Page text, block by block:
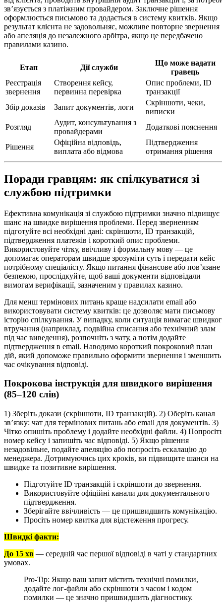
зв’язується з платіжним провайдером. Заключне рішення
оформлюється письмово та додається в систему квитків. Якщо
результат клієнта не задовольняє, можливе повторне звернення
або апеляція до незалежного арбітра, якщо це передбачено
правилами казино.
Етап Дії служби
Що може надати
гравець
Реєстрація
звернення
Створення кейсу,
первинна перевірка
Опис проблеми, ID
транзакції
Збір доказів
Запит документів, логи
Скріншоти, чеки,
виписки
Розгляд
Аудит, консультування з
провайдерами
Додаткові пояснення
Рішення
Офіційна відповідь,
виплата або відмова
Підтвердження
отримання рішення
Поради гравцям: як спілкуватися зі
службою підтримки
Ефективна комунікація зі службою підтримки значно підвищує
шанс на швидке вирішення проблеми. Перед зверненням
підготуйте всі необхідні дані: скріншоти, ID транзакцій,
підтвердження платежів і короткий опис проблеми.
Використовуйте чітку, ввічливу і формальну мову — це
допомагає операторам швидше зрозуміти суть і передати кейс
потрібному спеціалісту. Якщо питання фінансове або пов’язане
безпекою, прослідкуйте, щоб ваші документи відповідали
вимогам верифікації, зазначеним у правилах казино.
Для менш термінових питань краще надсилати email або
використовувати систему квитків: це дозволяє мати письмову
історію спілкування. У випадку, коли ситуація вимагає
втручання (наприклад, подвійна списання або технічний злам
під час виведення), розпочніть з чату, а потім додайте
підтвердження в email. Наводимо короткий покроковий план
дій, який допоможе правильно оформити звернення і зменшить
час очікування відповіді.
Покрокова інструкція для швидкого вирішення
(85–120 слів)
1) Зберіть докази (скріншоти, ID транзакцій). 2) Оберіть канал
зв’язку: чат для термінових питань або email для документів. 3)
Чітко опишіть проблему і додайте необхідні файли. 4)
номер кейсу і запишіть час відповіді. 5) Якщо рішення
незадовільне, подайте апеляцію або попросіть ескалацію до
менеджера. Дотримуючись цих кроків, ви підвищите шанси на
швидке та позитивне вирішення.
Підготуйте ID транзакцій і скріншоти до звернення.
Використовуйте офіційні канали для документального
підтвердження.
Зберігайте ввічливість — це пришвидшить комунікацію.
Просіть номер квитка для відстеження прогресу.
Швидкі факти:
До 15 хв — середній час першої відповіді в чаті у стандартних
умовах.
Pro-Tip: Якщо ваш запит містить технічні помилки,
додайте лог-файли або скріншоти з часом і кодом
помилки — це значно пришвидшить діагностику.